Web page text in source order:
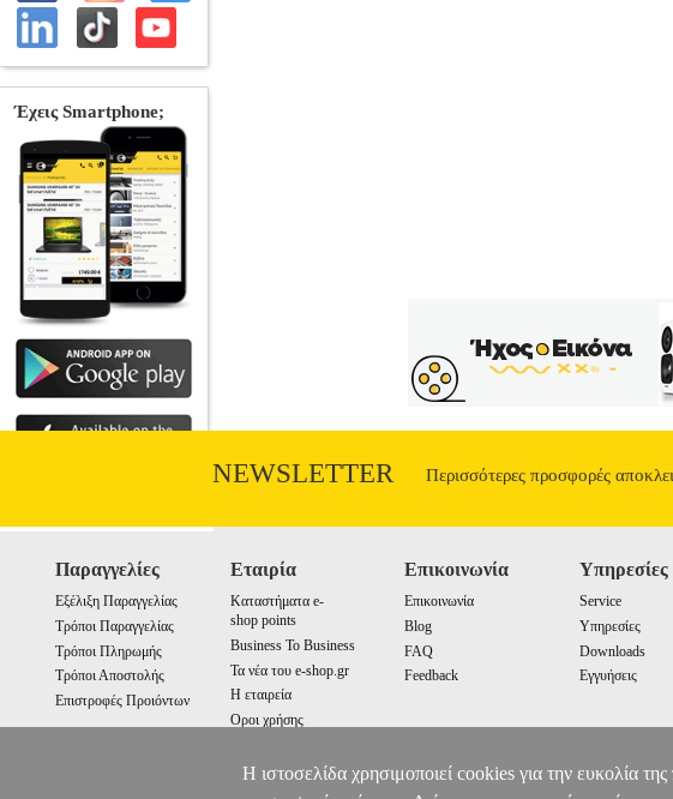
NEWSLETTER Περισσότερες προσφορές
Παραγγελίες
Εξέλιξη Παραγγελίας
Τρόποι Παραγγελίας
Τρόποι Πληρωμής
Τρόποι Αποστολής
Επιστροφές Προιόντων
Εταιρία
Καταστήματα e-
shop points
Business To Business
Τα νέα του e-shop.gr
Η εταιρεία
Οροι χρήσης
Επικοινωνία
Επικοινωνία
Blog
FAQ
Feedback
Υπηρεσίες
Service
Υπηρεσίες
Downloads
Εγγυήσεις
Η ιστοσελίδα χρησιμοποιεί cookies για την ευκολία